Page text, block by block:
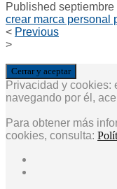
Published septiembre
crear marca personal
< Previous
>
Privacidad y cookies:
navegando por él,
Para obtener más
cookies, consulta: